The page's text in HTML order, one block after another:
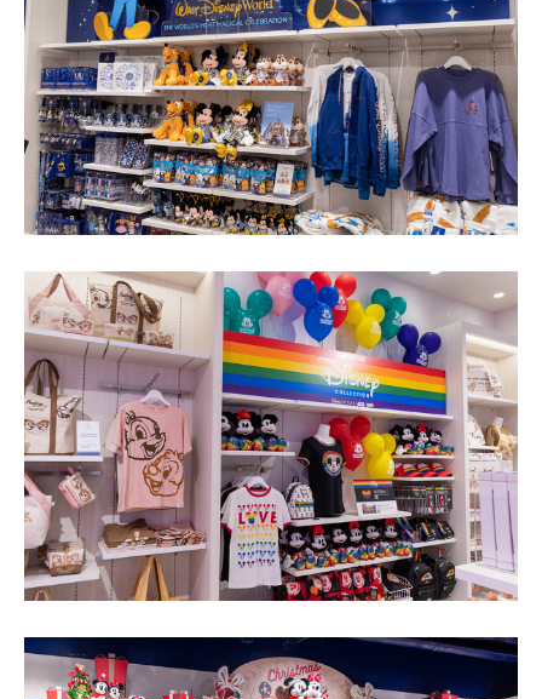
建設×テクノロジーの最前線
ちょっと気になるネットの話題